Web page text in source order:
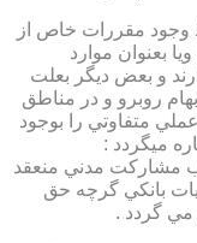
وجود مقررات خاص از
بعنوان موارد
و بعض ديگر بعلت
روبرو و در مناطق
متفاوتي را بوجود
ميگردد :
مشاركت مدني منعقد
ماده ۱۵ قاون عمليات بانكي گرچه حق
مي گردد .